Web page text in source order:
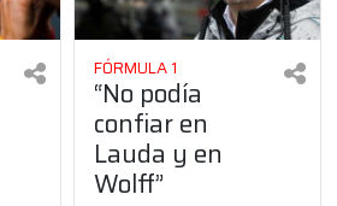
FÓRMULA 1
“No podía
confiar en
Lauda y en
Wolff”